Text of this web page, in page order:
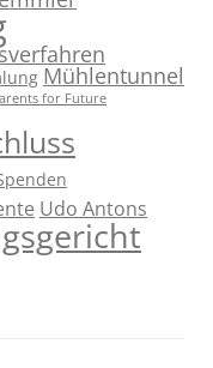
Mühlentunnel
for Future
Udo Antons